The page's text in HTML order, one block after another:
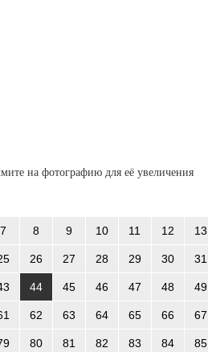
на фотографию для её увеличения
7 8 9 10 11 12 13
26 27 28 29 30 31
44 45 46 47 48 49
62 63 64 65 66 67
80 81 82 83 84 85